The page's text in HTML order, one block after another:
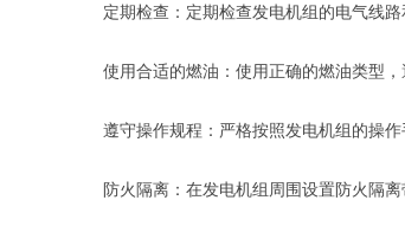
定期检查：定期检查发电机组的电气线
使用合适的燃油：使用正确的燃油类型
遵守操作规程：严格按照发电机组的操
防火隔离：在发电机组周围设置防火隔